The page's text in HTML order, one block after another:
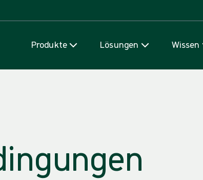
Produkte Lösungen Wissen